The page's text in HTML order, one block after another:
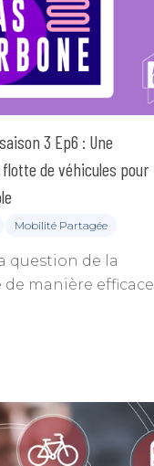
3 Ep6 : Une
de véhicules pour
Mobilité Partagée
question de la
manière efficace